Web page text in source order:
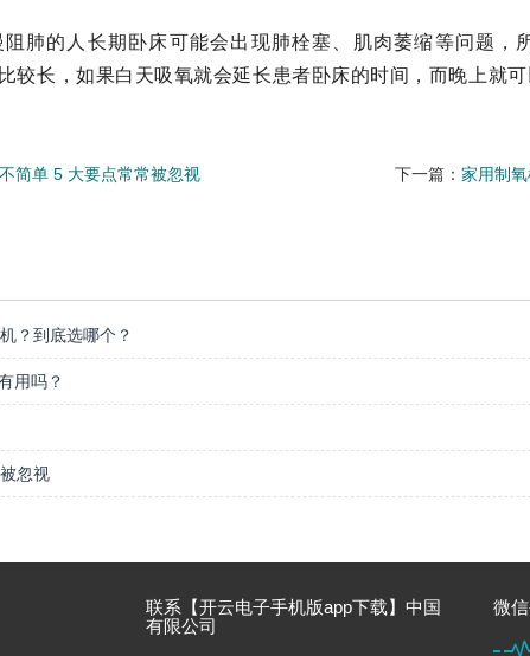
肺的人长期卧床可能会出现肺栓塞、肌肉萎缩等问题，
较长，如果白天吸氧就会延长患者卧床的时间，而晚上就可
简单 5 大要点常常被忽视 下一篇：家用制
？到底选哪个？
用吗？
忽视
联系【开云电子手机版app下载】中国
有限公司
微